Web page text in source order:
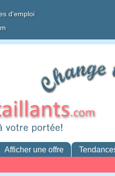
d'emploi
Afficher une offre